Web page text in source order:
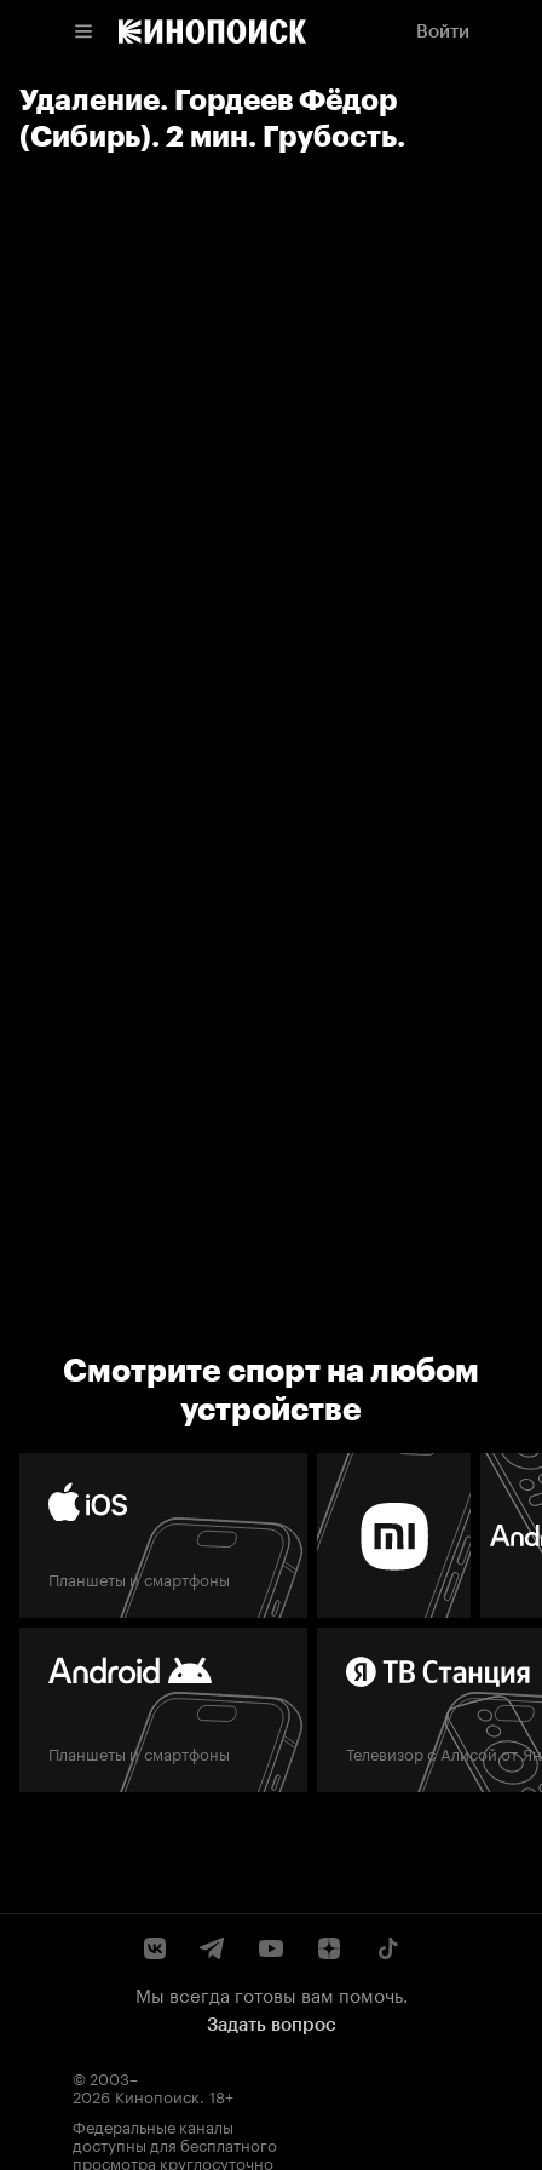
Войти
Удаление. Гордеев Фёдор
(Сибирь). 2 мин. Грубость.
Смотрите спорт на любом
устройстве
Планшеты и смартфоны
Планшеты и смартфоны Телевизор с Алисой от
Мы всегда готовы вам помочь.
Задать вопрос
© 2003–
2026 Кинопоиск. 18+
Федеральные каналы
доступны для бесплатного
просмотра круглосуточно